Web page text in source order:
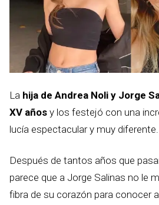
La hija de Andrea Noli y Jorge
XV años y los festejó con una
lucía espectacular y muy diferente.
Después de tantos años que
parece que a Jorge Salinas no le
fibra de su corazón para conocer